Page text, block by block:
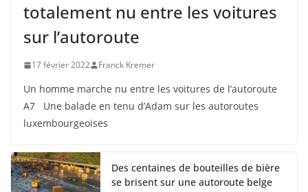
totalement nu entre les voitures
sur l’autoroute
17 février 2022 Franck Kremer
Un homme marche nu entre les voitures de l’autoroute
A7 Une balade en tenu d’Adam sur les autoroutes
luxembourgeoises
Des centaines de bouteilles de bière
se brisent sur une autoroute belge